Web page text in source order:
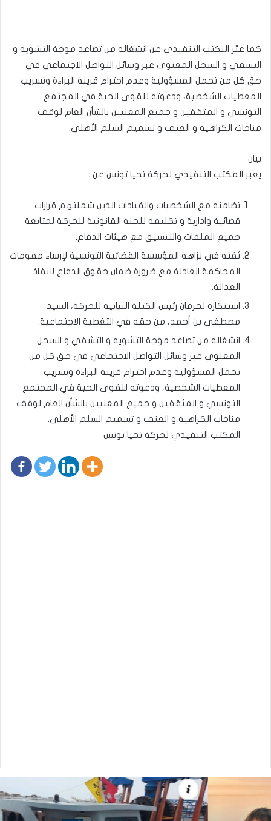
كما عبّر النكتب التنفيذي عن انشغاله من تصاعد موجة التشويه و
التشفي و السحل المعنوي عبر وسائل التواصل الاجتماعي في
حق كل من تحمل المسؤولية وعدم احترام قرينة البراءة وتسريب
المعطيات الشخصية، ودعوته للقوى الحية في المجتمع
التونسي و المثقفين و جميع المعنيين بالشأن العام لوقف
مناخات الكراهية و العنف و تسميم السلم الأهلي.
بيان
يعبر المكتب التنفيذي لحركة تحيا تونس عن :
تضامنه مع الشخصيات والقيادات الذين شملتهم قرارات
قضائية وادارية و تكليفه للجنة القانونية للحركة لمتابعة
جميع الملفات والتنسيق مع هيئات الدفاع.
ثقته في نزاهة المؤسسة القضائية التونسية لإرساء مقومات
المحاكمة العادلة مع ضرورة ضمان حقوق الدفاع لانفاذ
العدالة.
استنكاره لحرمان رئيس الكتلة النيابية للحركة، السيد
مصطفى بن أحمد، من حقه في التغطية الاجتماعية.
انشغاله من تصاعد موجة التشويه و التشفي و السحل
المعنوي عبر وسائل التواصل الاجتماعي في حق كل من
تحمل المسؤولية وعدم احترام قرينة البراءة وتسريب
المعطيات الشخصية، ودعوته للقوى الحية في المجتمع
التونسي و المثقفين و جميع المعنيين بالشأن العام لوقف
مناخات الكراهية و العنف و تسميم السلم الأهلي.
المكتب التنفيذي لحركة تحيا تونس